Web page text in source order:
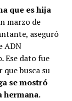
que es hija
marzo de
aseguró
ADN
Ese dato fue
busca su
se mostró
hermana.